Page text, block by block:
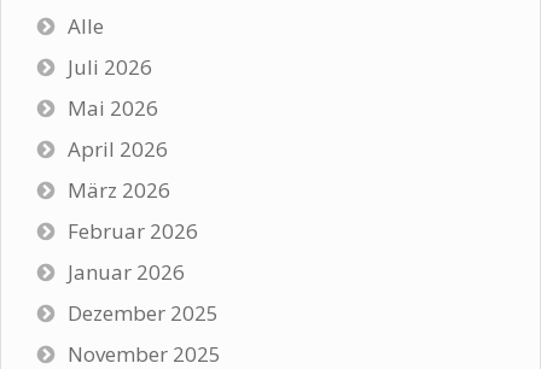
Alle
Juli 2026
Mai 2026
April 2026
März 2026
Februar 2026
Januar 2026
Dezember 2025
November 2025